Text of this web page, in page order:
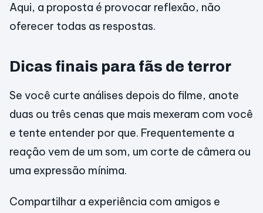
Aqui, a proposta é provocar reflexão, não
oferecer todas as respostas.
Dicas finais para fãs de terror
Se você curte análises depois do filme, anote
duas ou três cenas que mais mexeram com você
e tente entender por que. Frequentemente a
reação vem de um som, um corte de câmera ou
uma expressão mínima.
Compartilhar a experiência com amigos e